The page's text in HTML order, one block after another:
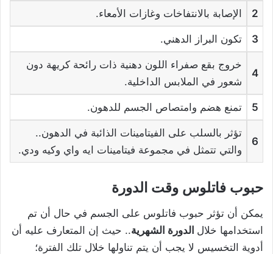
2 الإصابة بالانتفاخات وغازات الأمعاء.
3 تكون البراز الدهني.
4
خروج بقع صفراء اللون دهنية ذات رائحة كريهة دون
شعور في الملابس الداخلية.
5 تمنع هضم وامتصاص الجسم للدهون.
6
تؤثر بالسلب على الفيتامينات الذائبة في الدهون..
والتي تتمثل في مجموعة فيتامينات ايه واي وكيه ودي.
حبوب فاتلوس وقت الدورة
يمكن أن تؤثر حبوب فاتلوس على الجسم في حال أن تم
استخدامها خلال الدورة الشهرية.. حيث إن المتعارف عليه أن
أدوية التخسيس لا يجب أن يتم تناولها خلال تلك الفترة؛